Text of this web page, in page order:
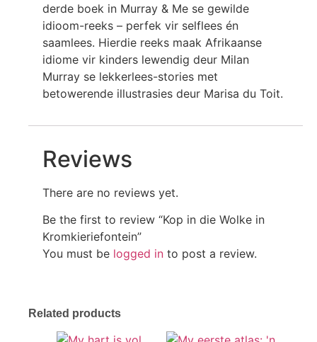
derde boek in Murray & Me se gewilde
idioom-reeks – perfek vir selflees én
saamlees. Hierdie reeks maak Afrikaanse
idiome vir kinders lewendig deur Milan
Murray se lekkerlees-stories met
betowerende illustrasies deur Marisa du Toit.
Reviews
There are no reviews yet.
Be the first to review “Kop in die Wolke in
Kromkieriefontein”
You must be logged in to post a review.
Related products